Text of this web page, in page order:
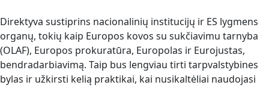
Direktyva sustiprins nacionalinių institucijų ir ES lygmens
organų, tokių kaip Europos kovos su sukčiavimu tarnyba
(OLAF), Europos prokuratūra, Europolas ir Eurojustas,
bendradarbiavimą. Taip bus lengviau tirti tarpvalstybines
bylas ir užkirsti kelią praktikai, kai nusikaltėliai naudojasi